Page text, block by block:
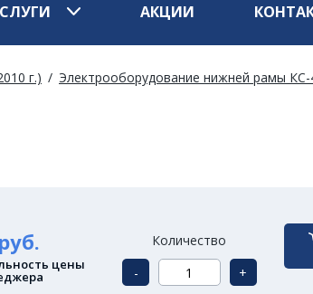
АКЦИИ
г.)
Электрооборудование нижней рамы КС-
цены
Количество
-
+